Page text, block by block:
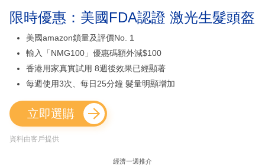
限時優惠：美國FDA認證 激光生髮頭盔
美國amazon鎖量及評價No. 1
輸入「NMG100」優惠碼額外減$100
香港用家真實試用 8週後效果已經顯著
每週使用3次、每日25分鐘 髮量明顯增加
立即選購
資料由客戶提供
經濟一週推介